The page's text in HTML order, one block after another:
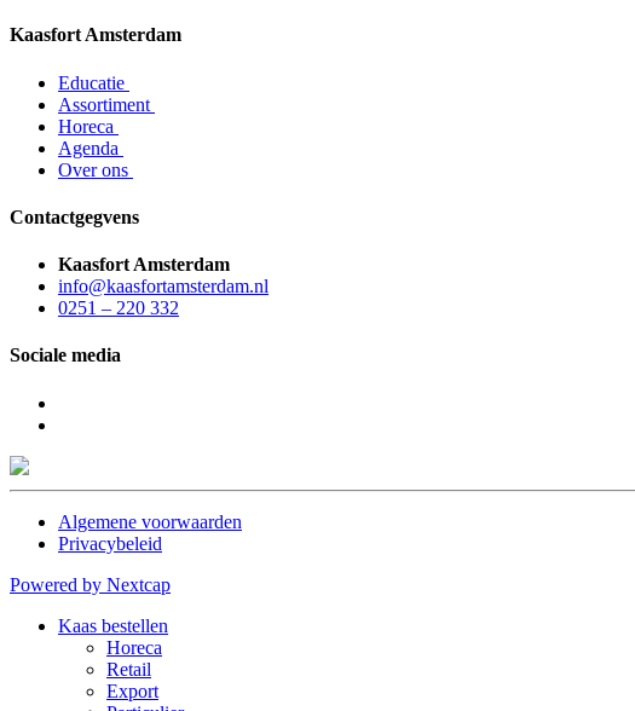
Kaasfort Amsterdam
Educatie
Assortiment
Horeca
Agenda
Over ons
Contactgegvens
Kaasfort Amsterdam
info@kaasfortamsterdam.nl
0251 – 220 332
Sociale media
Algemene voorwaarden
Privacybeleid
Powered by Nextcap
Kaas bestellen
Horeca
Retail
Export